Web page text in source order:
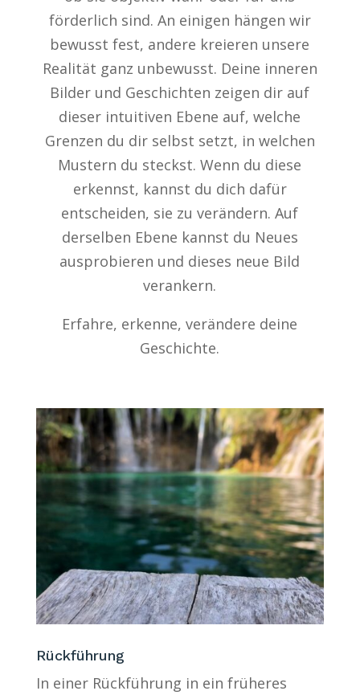
förderlich sind. An einigen hängen wir
bewusst fest, andere kreieren unsere
Realität ganz unbewusst. Deine inneren
Bilder und Geschichten zeigen dir auf
dieser intuitiven Ebene auf, welche
Grenzen du dir selbst setzt, in welchen
Mustern du steckst. Wenn du diese
erkennst, kannst du dich dafür
entscheiden, sie zu verändern. Auf
derselben Ebene kannst du Neues
ausprobieren und dieses neue Bild
verankern.
Erfahre, erkenne, verändere deine
Geschichte.
Rückführung
In einer Rückführung in ein früheres